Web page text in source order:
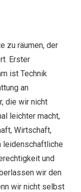
zu räumen, der
Erster
ist Technik
an
die wir nicht
leichter macht,
Wirtschaft,
leidenschaftliche
und
wir den
wir nicht selbst